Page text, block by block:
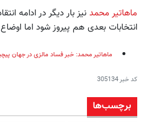
ماهاتیر محمد نیز بار دیگر در ادامه
انتخابات بعدی هم پیروز شود اما
ماهاتیر محمد: خبر فساد مالزی در جهان
کد خبر305134
برچسب‌ها